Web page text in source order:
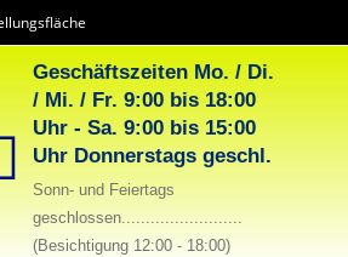
Geschäftszeiten Mo. / Di.
/ Mi. / Fr. 9:00 bis 18:00
Uhr - Sa. 9:00 bis 15:00
Uhr Donnerstags geschl.
Sonn- und Feiertags
geschlossen.........................
(Besichtigung 12:00 - 18:00)